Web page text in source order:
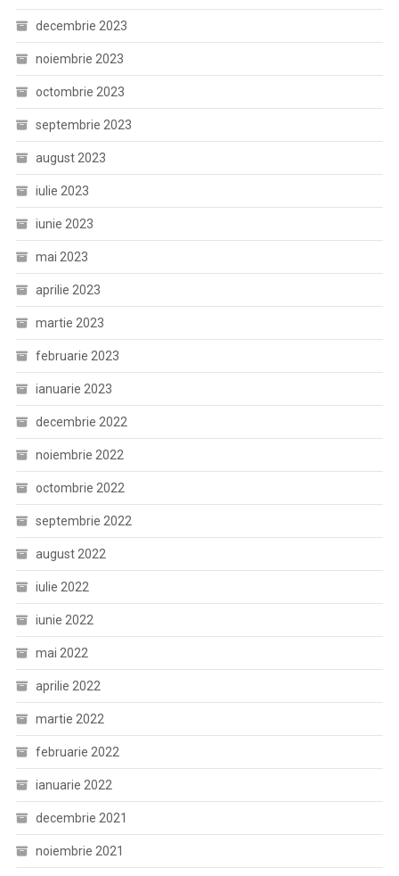
decembrie 2023
noiembrie 2023
octombrie 2023
septembrie 2023
august 2023
iulie 2023
iunie 2023
mai 2023
aprilie 2023
martie 2023
februarie 2023
ianuarie 2023
decembrie 2022
noiembrie 2022
octombrie 2022
septembrie 2022
august 2022
iulie 2022
iunie 2022
mai 2022
aprilie 2022
martie 2022
februarie 2022
ianuarie 2022
decembrie 2021
noiembrie 2021